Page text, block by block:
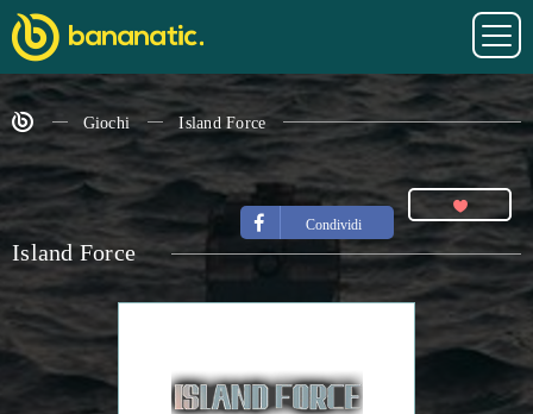
Giochi Island Force
Condividi
Island Force